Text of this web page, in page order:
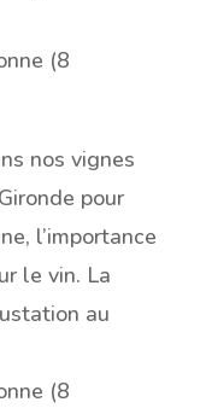
(8
nos vignes
pour
l’importance
le vin. La
au
(8